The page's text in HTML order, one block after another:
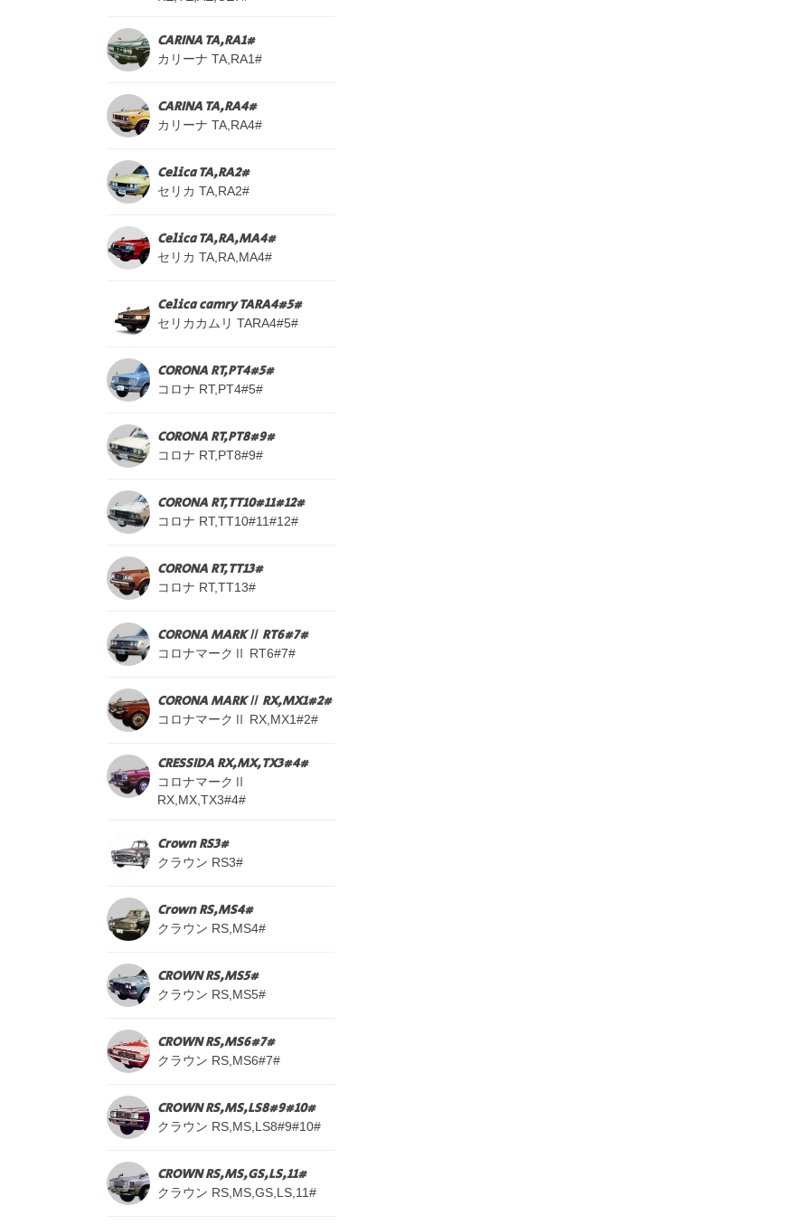
CARINA TA,RA1#
カリーナ TA,RA1#
CARINA TA,RA4#
カリーナ TA,RA4#
Celica TA,RA2#
セリカ TA,RA2#
Celica TA,RA,MA4#
セリカ TA,RA,MA4#
Celica camry TARA4#5#
セリカカムリ TARA4#5#
CORONA RT,PT4#5#
コロナ RT,PT4#5#
CORONA RT,PT8#9#
コロナ RT,PT8#9#
CORONA RT,TT10#11#12#
コロナ RT,TT10#11#12#
CORONA RT,TT13#
コロナ RT,TT13#
CORONA MARKⅡ RT6#7#
コロナマークⅡ RT6#7#
CORONA MARKⅡ RX,MX1#2#
コロナマークⅡ RX,MX1#2#
CRESSIDA RX,MX,TX3#4#
コロナマークⅡ
RX,MX,TX3#4#
Crown RS3#
クラウン RS3#
Crown RS,MS4#
クラウン RS,MS4#
CROWN RS,MS5#
クラウン RS,MS5#
CROWN RS,MS6#7#
クラウン RS,MS6#7#
CROWN RS,MS,LS8#9#10#
クラウン RS,MS,LS8#9#10#
CROWN RS,MS,GS,LS,11#
クラウン RS,MS,GS,LS,11#